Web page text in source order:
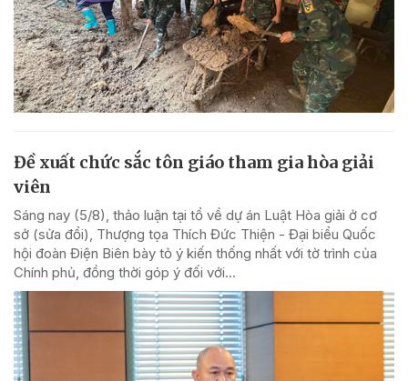
Đề xuất chức sắc tôn giáo tham gia hòa giải
viên
Sáng nay (5/8), thảo luận tại tổ về dự án Luật Hòa giải ở cơ
sở (sửa đổi), Thượng tọa Thích Đức Thiện - Đại biểu Quốc
hội đoàn Điện Biên bày tỏ ý kiến thống nhất với tờ trình của
Chính phủ, đồng thời góp ý đối với...